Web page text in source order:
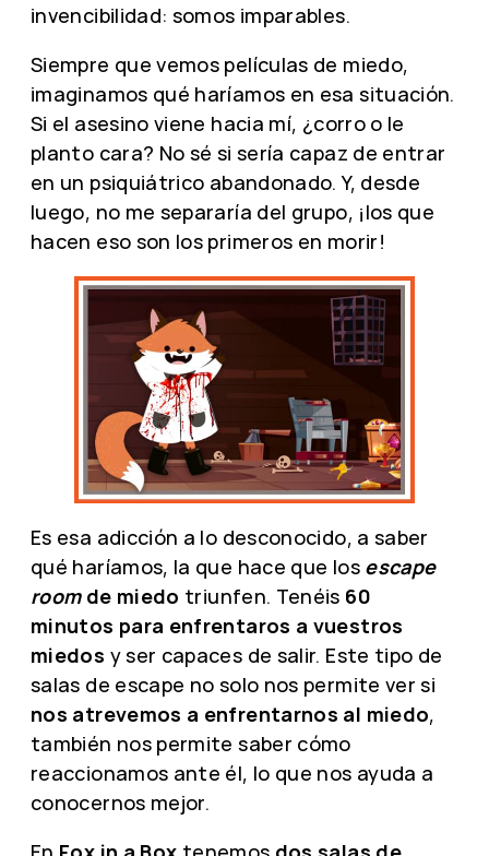
invencibilidad: somos imparables.
Siempre que vemos películas de miedo,
imaginamos qué haríamos en esa situación.
Si el asesino viene hacia mí, ¿corro o le
planto cara? No sé si sería capaz de entrar
en un psiquiátrico abandonado. Y, desde
luego, no me separaría del grupo, ¡los que
hacen eso son los primeros en morir!
Es esa adicción a lo desconocido, a saber
qué haríamos, la que hace que los escape
room de miedo triunfen. Tenéis 60
minutos para enfrentaros a vuestros
miedos y ser capaces de salir. Este tipo de
salas de escape no solo nos permite ver si
nos atrevemos a enfrentarnos al miedo,
también nos permite saber cómo
reaccionamos ante él, lo que nos ayuda a
conocernos mejor.